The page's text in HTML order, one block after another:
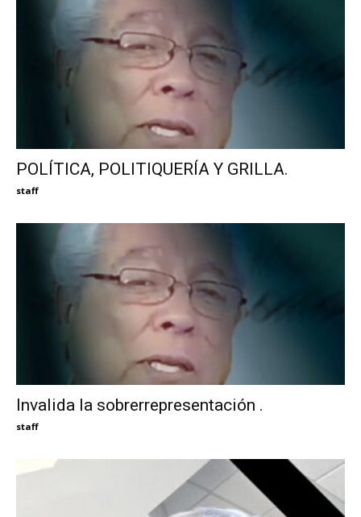
POLÍTICA, POLITIQUERÍA Y GRILLA.
staff
Invalida la sobrerrepresentación .
staff